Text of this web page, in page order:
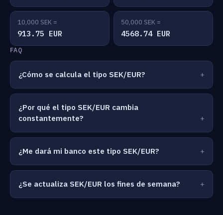
10,000 SEK =
913.75 EUR
50,000 SEK =
4568.74 EUR
FAQ
¿Cómo se calcula el tipo SEK/EUR?
¿Por qué el tipo SEK/EUR cambia
constantemente?
¿Me dará mi banco este tipo SEK/EUR?
¿Se actualiza SEK/EUR los fines de semana?